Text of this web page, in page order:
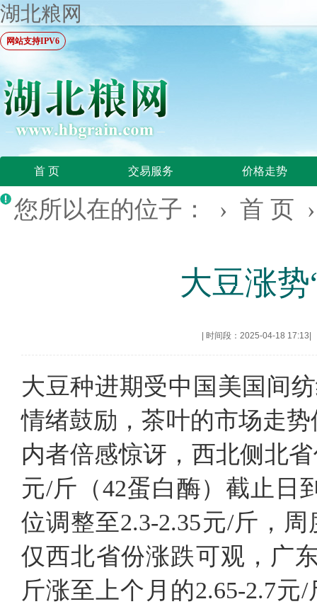
湖北粮网
网站支持IPV6
首 页 交易服务 价格走势
您所以在的位子： › 首 页
大豆涨
时间段：2025-04-18 17:13
大豆种进期受中国美国间
情绪鼓励，茶叶的市场走
内者倍感惊讶，西北侧北
元/斤（42蛋白酶）截止日
位调整至2.3-2.35元/斤，
仅西北省份涨跌可观，广
斤涨至上个月的2.65-2.7